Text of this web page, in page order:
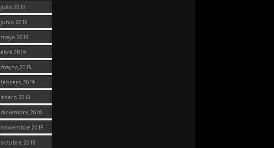
julio 2019
junio 2019
mayo 2019
abril 2019
marzo 2019
febrero 2019
enero 2019
diciembre 2018
noviembre 2018
octubre 2018